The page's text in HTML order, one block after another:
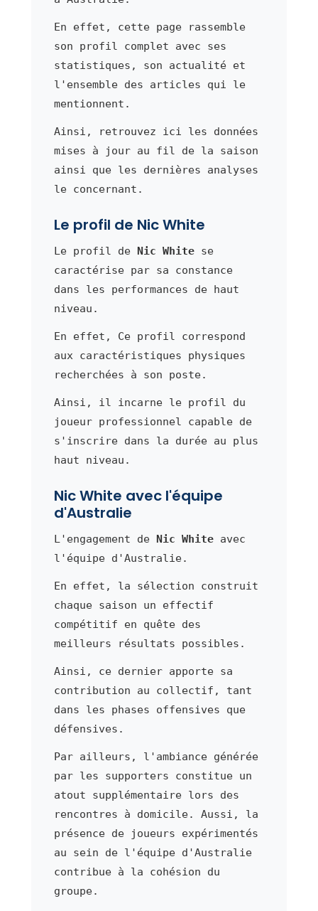
En effet, cette page rassemble
son profil complet avec ses
statistiques, son actualité et
l'ensemble des articles qui le
mentionnent.
Ainsi, retrouvez ici les données
mises à jour au fil de la saison
ainsi que les dernières analyses
le concernant.
Le profil de Nic White
Le profil de Nic Whitese
caractérise par sa constance
dans les performances de haut
niveau.
En effet, Ce profil correspond
aux caractéristiques physiques
recherchées à son poste.
Ainsi, il incarne le profil du
joueur professionnel capable de
s'inscrire dans la durée au plus
haut niveau.
Nic White avec l'équipe
d'Australie
L'engagement de Nic Whiteavec
l'équipe d'Australie.
En effet, la sélection construit
chaque saison un effectif
compétitif en quête des
meilleurs résultats possibles.
Ainsi, ce dernier apporte sa
contribution au collectif, tant
dans les phases offensives que
défensives.
Par ailleurs, l'ambiance générée
par les supporters constitue un
atout supplémentaire lors des
rencontres à domicile. Aussi, la
présence de joueurs expérimentés
au sein de l'équipe d'Australie
contribue à la cohésion du
groupe.